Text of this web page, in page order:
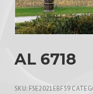
AL 6718
SKU: F5E2021EBF59